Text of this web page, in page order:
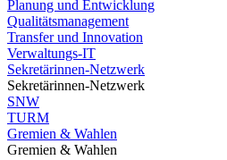
Planung und Entwicklung
Qualitätsmanagement
Transfer und Innovation
Verwaltungs-IT
Sekretärinnen-Netzwerk
Sekretärinnen-Netzwerk
SNW
TURM
Gremien & Wahlen
Gremien & Wahlen